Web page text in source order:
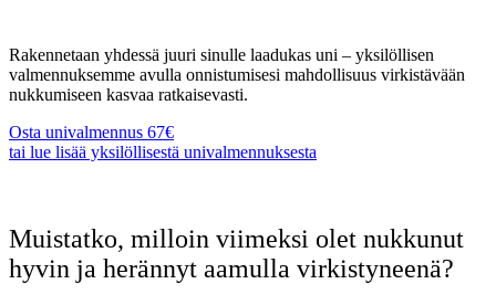
Rakennetaan yhdessä juuri sinulle laadukas uni – yksilöllisen
valmennuksemme avulla onnistumisesi mahdollisuus virkistävään
nukkumiseen kasvaa ratkaisevasti.
Osta univalmennus 67€
tai lue lisää yksilöllisestä univalmennuksesta
Muistatko, milloin viimeksi olet nukkunut
hyvin ja herännyt aamulla virkistyneenä?